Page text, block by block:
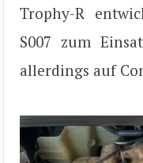
Trophy-R
S007 zum
allerdings auf